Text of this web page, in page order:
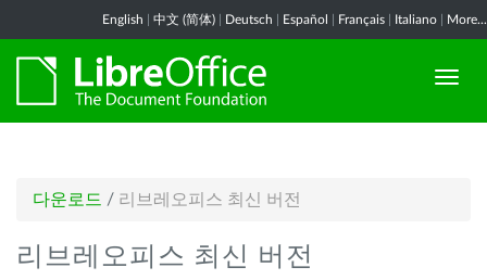
English 中文 (简体) Deutsch Español Français Italiano More...
다운로드 / 리브레오피스 최신 버전
리브레오피스 최신 버전